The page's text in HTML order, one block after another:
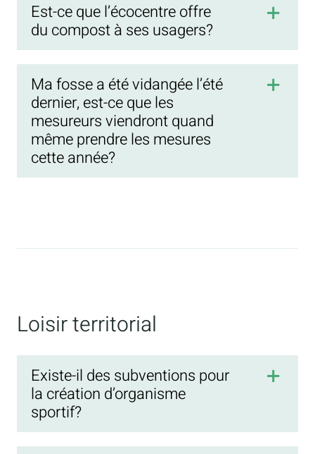
Est-ce que l’écocentre offre
du compost à ses usagers?
Ma fosse a été vidangée l’été
dernier, est-ce que les
mesureurs viendront quand
même prendre les mesures
cette année?
Loisir territorial
Existe-il des subventions pour
la création d’organisme
sportif?